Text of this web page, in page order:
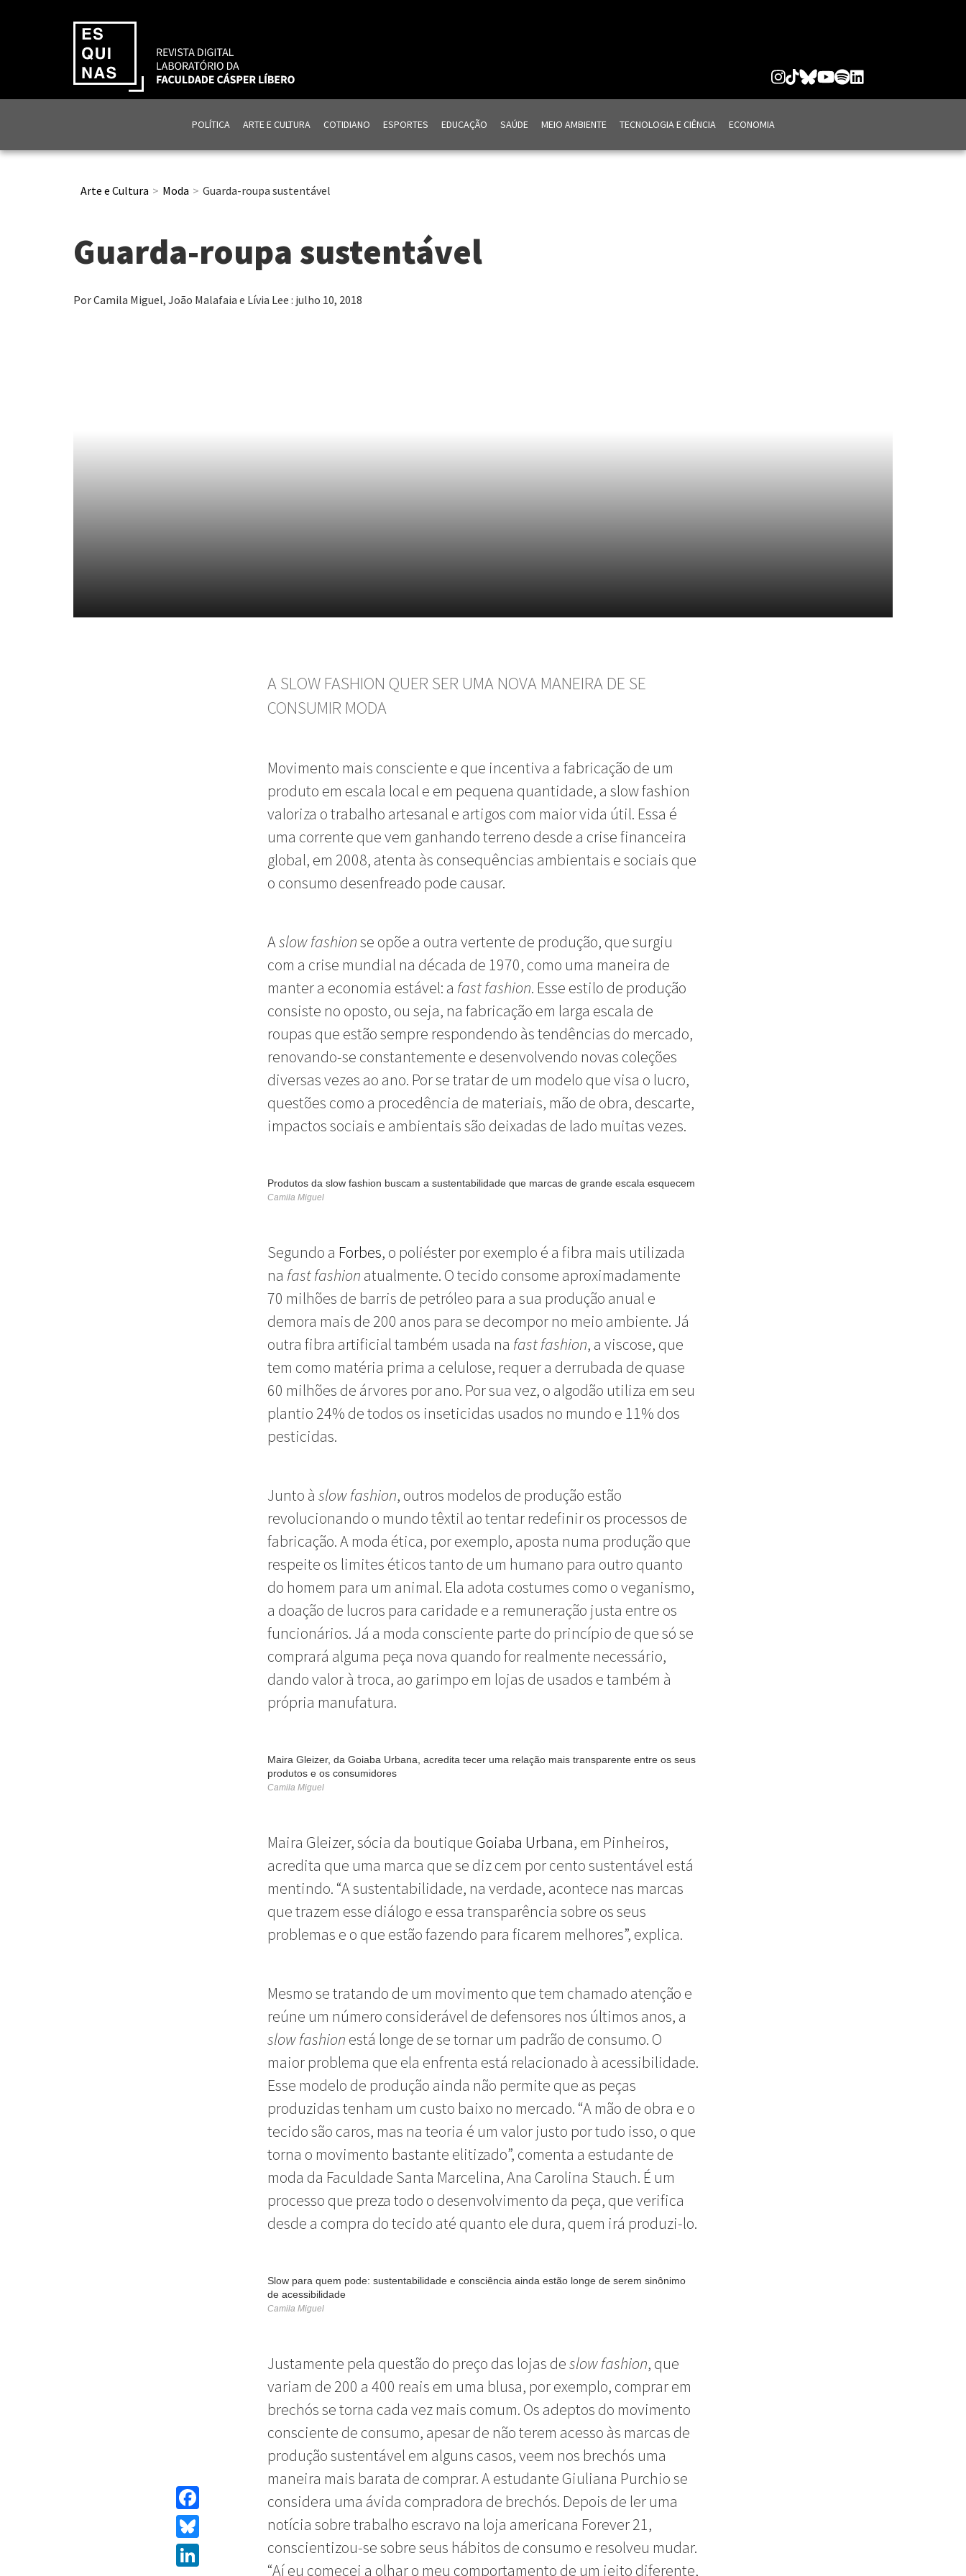
POLÍTICA ARTE E CULTURA COTIDIANO ESPORTES EDUCAÇÃO SAÚDE MEIO AMBIENTE TECNOLOGIA E CIÊNCIA ECONOMIA
Arte e Cultura Moda Guarda-roupa sustentável
Guarda-roupa sustentável
Por Camila Miguel, João Malafaia e Lívia Lee : julho 10, 2018
Facebook
Bluesky
A SLOW FASHION QUER SER UMA NOVA MANEIRA DE SE
CONSUMIR MODA
Movimento mais consciente e que incentiva a fabricação de um
produto em escala local e em pequena quantidade, a slow fashion
valoriza o trabalho artesanal e artigos com maior vida útil. Essa é
uma corrente que vem ganhando terreno desde a crise financeira
global, em 2008, atenta às consequências ambientais e sociais que
o consumo desenfreado pode causar.
Aslow fashionse opõe a outra vertente de produção, que surgiu
com a crise mundial na década de 1970, como uma maneira de
manter a economia estável: a fast fashion. Esse estilo de produção
consiste no oposto, ou seja, na fabricação em larga escala de
roupas que estão sempre respondendo às tendências do mercado,
renovando-se constantemente e desenvolvendo novas coleções
diversas vezes ao ano. Por se tratar de um modelo que visa o lucro,
questões como a procedência de materiais, mão de obra, descarte,
impactos sociais e ambientais são deixadas de lado muitas vezes.
Produtos da slow fashion buscam a sustentabilidade que marcas de grande escala esquecem
Camila Miguel
Segundo a Forbes, o poliéster por exemplo é a fibra mais utilizada
na fast fashion atualmente. O tecido consome aproximadamente
70 milhões de barris de petróleo para a sua produção anual e
demora mais de 200 anos para se decompor no meio ambiente. Já
outra fibra artificial também usada na fast fashion, a viscose, que
tem como matéria prima a celulose, requer a derrubada de quase
60 milhões de árvores por ano. Por sua vez, o algodão utiliza em seu
plantio 24% de todos os inseticidas usados no mundo e 11% dos
pesticidas.
Junto à slow fashion, outros modelos de produção estão
revolucionando o mundo têxtil ao tentar redefinir os processos de
fabricação. A moda ética, por exemplo, aposta numa produção que
respeite os limites éticos tanto de um humano para outro quanto
do homem para um animal. Ela adota costumes como o veganismo,
a doação de lucros para caridade e a remuneração justa entre os
funcionários. Já a moda consciente parte do princípio de que só se
comprará alguma peça nova quando for realmente necessário,
dando valor à troca, ao garimpo em lojas de usados e também à
própria manufatura.
Maira Gleizer, da Goiaba Urbana, acredita tecer uma relação mais transparente entre os seus
produtos e os consumidores
Camila Miguel
Maira Gleizer, sócia da boutique Goiaba Urbana, em Pinheiros,
acredita que uma marca que se diz cem por cento sustentável está
mentindo. “A sustentabilidade, na verdade, acontece nas marcas
que trazem esse diálogo e essa transparência sobre os seus
problemas e o que estão fazendo para ficarem melhores”, explica.
Mesmo se tratando de um movimento que tem chamado atenção e
reúne um número considerável de defensores nos últimos anos, a
slow fashion está longe de se tornar um padrão de consumo. O
maior problema que ela enfrenta está relacionado à acessibilidade.
Esse modelo de produção ainda não permite que as peças
produzidas tenham um custo baixo no mercado. “A mão de obra e o
tecido são caros, mas na teoria é um valor justo por tudo isso, o que
torna o movimento bastante elitizado”, comenta a estudante de
moda da Faculdade Santa Marcelina, Ana Carolina Stauch. É um
processo que preza todo o desenvolvimento da peça, que verifica
desde a compra do tecido até quanto ele dura, quem irá produzi-lo.
Slow para quem pode: sustentabilidade e consciência ainda estão longe de serem sinônimo
de acessibilidade
Camila Miguel
Justamente pela questão do preço das lojas deslow fashion, que
variam de 200 a 400 reais em uma blusa, por exemplo, comprar em
brechós se torna cada vez mais comum. Os adeptos do movimento
consciente de consumo, apesar de não terem acesso às marcas de
produção sustentável em alguns casos, veem nos brechós uma
maneira mais barata de comprar. A estudante Giuliana Purchio se
considera uma ávida compradora de brechós. Depois de ler uma
notícia sobre trabalho escravo na loja americana Forever 21,
conscientizou-se sobre seus hábitos de consumo e resolveu mudar.
“Aí eu comecei a olhar o meu comportamento de um jeito diferente,